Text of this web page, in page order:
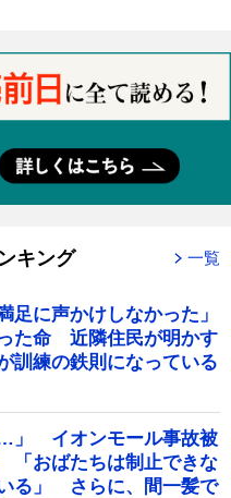
キング 一覧
足に声かけしなかった」
た命 近隣住民が明かす
訓練の鉄則になっている
…」 イオンモール事故被
おばたちは制止できな
る」 さらに、間一髪で